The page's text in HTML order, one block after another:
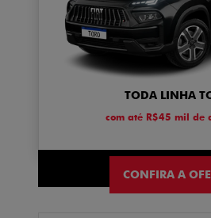
TODA LINHA
com até R$45 mil de
CONFIRA A